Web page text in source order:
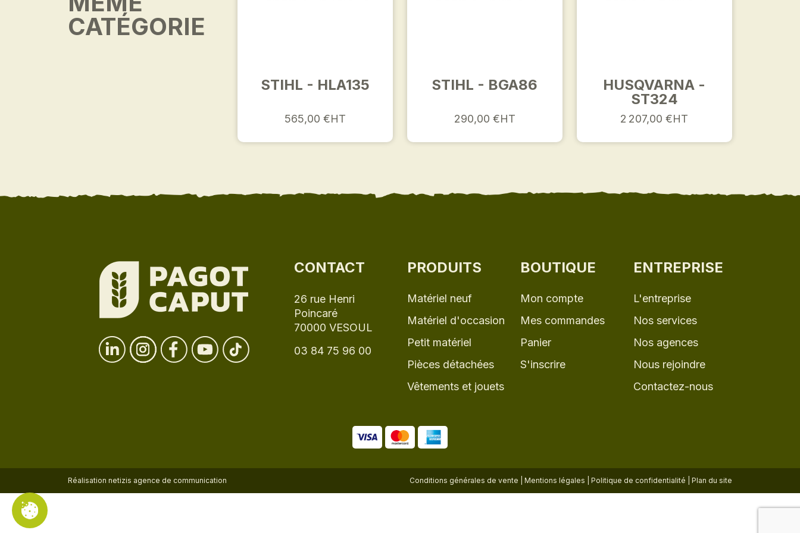
CATÉGORIE
STIHL - HLA135
565,00 €HT
STIHL - BGA86
290,00 €HT
HUSQVARNA -
ST324
2 207,00 €HT
CONTACT
26 rue Henri
Poincaré
70000 VESOUL
03 84 75 96 00
PRODUITS
Matériel neuf
Matériel d'occasion
Petit matériel
Pièces détachées
Vêtements et jouets
BOUTIQUE
Mon compte
Mes commandes
Panier
S'inscrire
ENTREPRISE
L'entreprise
Nos services
Nos agences
Nous rejoindre
Contactez-nous
Réalisation netizis agence de communication Conditions générales de vente Mentions légales Politique de confidentialité Plan du site